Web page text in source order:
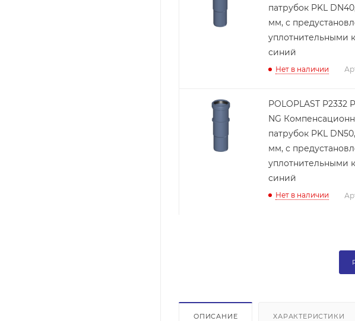
патрубок PKL
мм, с
уплотнительными
синий
Нет в наличии
POLOPLAST P2332
NG
патрубок PKL
мм, с
уплотнительными
синий
Нет в наличии
ОПИСАНИЕ ХАРАКТЕРИСТИКИ